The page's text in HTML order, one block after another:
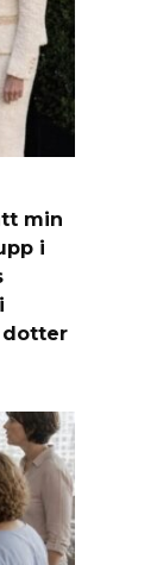
min
i
dotter